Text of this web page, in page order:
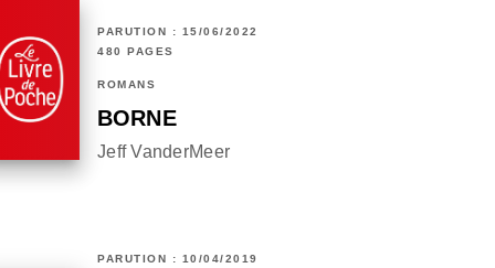
PARUTION : 15/06/2022
480 PAGES
ROMANS
BORNE
Jeff VanderMeer
PARUTION : 10/04/2019